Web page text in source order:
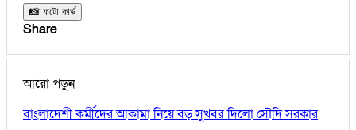
📸 ফটো কার্ড
Share
আরো পড়ুন
বাংলাদেশী কর্মীদের আকামা নিয়ে বড় সুখবর দিলো সৌদি সরকার